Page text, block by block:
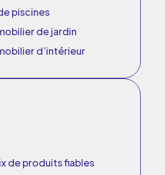
piscines
de jardin
d’intérieur
de produits fiables